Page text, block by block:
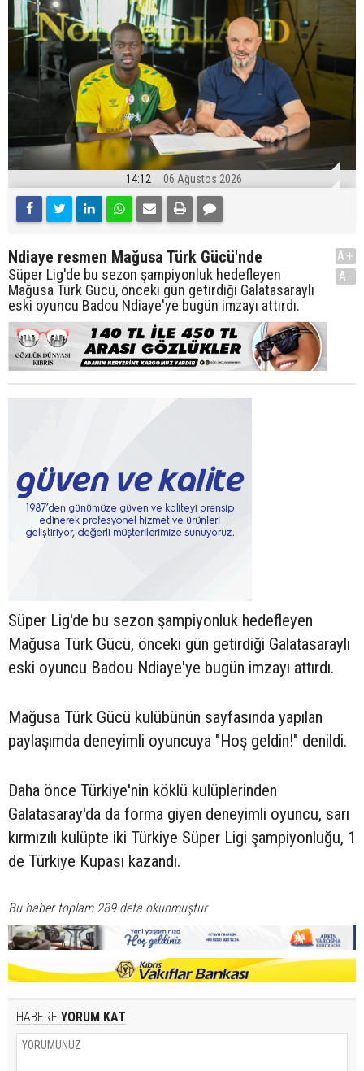
14:12 06 Ağustos 2026
Ndiaye resmen Mağusa Türk Gücü'nde
Süper Lig'de bu sezon şampiyonluk hedefleyen
Mağusa Türk Gücü, önceki gün getirdiği Galatasaraylı
eski oyuncu Badou Ndiaye'ye bugün imzayı attırdı.
A+
A-
Süper Lig'de bu sezon şampiyonluk hedefleyen
Mağusa Türk Gücü, önceki gün getirdiği Galatasaraylı
eski oyuncu Badou Ndiaye'ye bugün imzayı attırdı.
Mağusa Türk Gücü kulübünün sayfasında yapılan
paylaşımda deneyimli oyuncuya "Hoş geldin!" denildi.
Daha önce Türkiye'nin köklü kulüplerinden
Galatasaray'da da forma giyen deneyimli oyuncu, sarı
kırmızılı kulüpte iki Türkiye Süper Ligi şampiyonluğu, 1
de Türkiye Kupası kazandı.
Bu haber toplam 289 defa okunmuştur
HABERE YORUM KAT